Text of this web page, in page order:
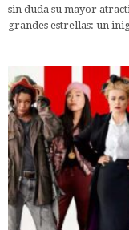
sin duda su mayor
grandes estrellas: un